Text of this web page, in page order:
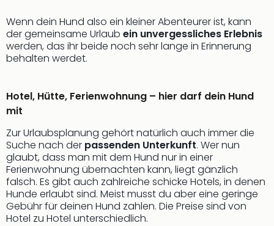
Wenn dein Hund also ein kleiner Abenteurer ist, kann
der gemeinsame Urlaub ein unvergessliches Erlebnis
werden, das ihr beide noch sehr lange in Erinnerung
behalten werdet.
Hotel, Hütte, Ferienwohnung – hier darf dein Hund
mit
Zur Urlaubsplanung gehört natürlich auch immer die
Suche nach der passenden Unterkunft. Wer nun
glaubt, dass man mit dem Hund nur in einer
Ferienwohnung übernachten kann, liegt gänzlich
falsch. Es gibt auch zahlreiche schicke Hotels, in denen
Hunde erlaubt sind. Meist musst du aber eine geringe
Gebühr für deinen Hund zahlen. Die Preise sind von
Hotel zu Hotel unterschiedlich.